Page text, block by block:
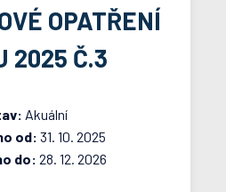
OPATŘENÍ
2025 Č.3
Akuální
od: 31. 10. 2025
do: 28. 12. 2026